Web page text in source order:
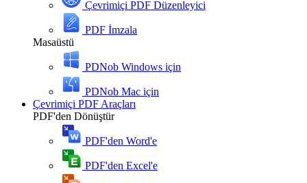
Çevrimiçi PDF Düzenleyici
PDF İmzala
Masaüstü
PDNob Windows için
PDNob Mac için
Çevrimiçi PDF Araçları
PDF'den Dönüştür
PDF'den Word'e
PDF'den Excel'e